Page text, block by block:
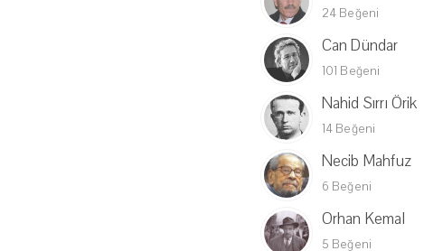
24 Beğeni
Can Dündar
101 Beğeni
Nahid Sırrı Örik
14 Beğeni
Necib Mahfuz
6 Beğeni
Orhan Kemal
5 Beğeni